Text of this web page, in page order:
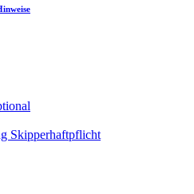
Skipperhaftpflicht